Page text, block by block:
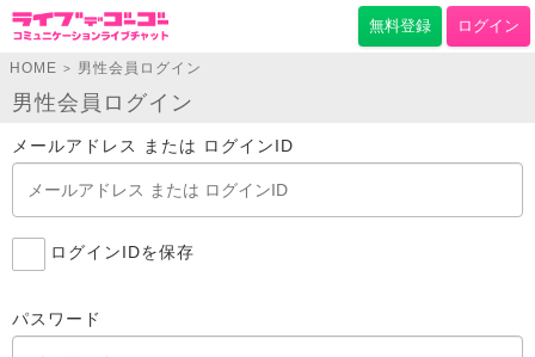
無料登録 ログイン
HOME > 男性会員ログイン
男性会員ログイン
メールアドレス または ログインID
ログインIDを保存
パスワード